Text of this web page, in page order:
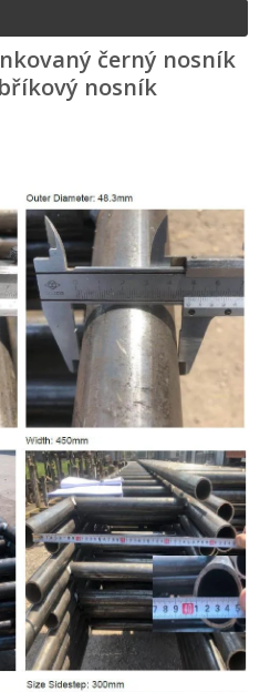
černý nosník
nosník